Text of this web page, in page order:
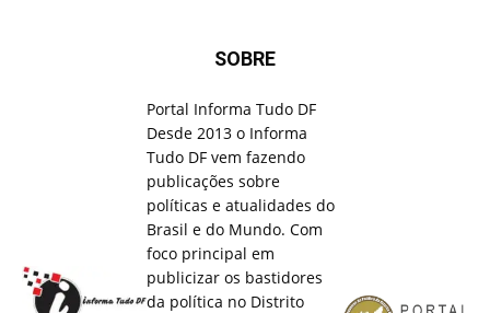
SOBRE
Portal Informa Tudo DF
Desde 2013 o Informa
Tudo DF vem fazendo
publicações sobre
políticas e atualidades do
Brasil e do Mundo. Com
foco principal em
publicizar os bastidores
da política no Distrito